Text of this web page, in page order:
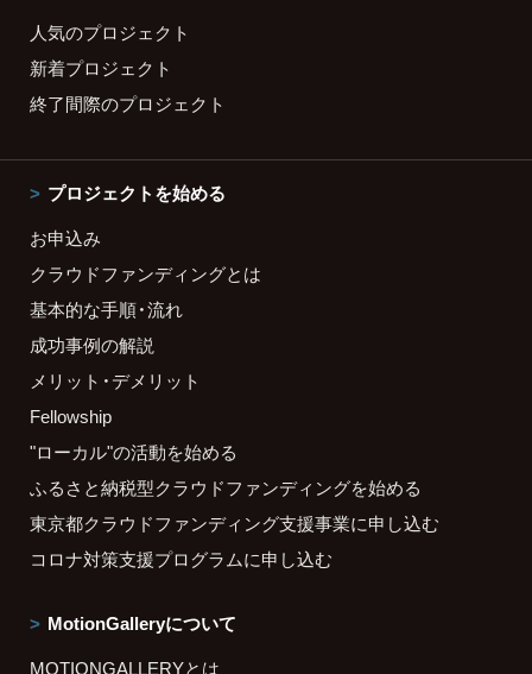
人気のプロジェクト
新着プロジェクト
終了間際のプロジェクト
プロジェクトを始める
お申込み
クラウドファンディングとは
基本的な手順・流れ
成功事例の解説
メリット・デメリット
Fellowship
"ローカル"の活動を始める
ふるさと納税型クラウドファンディングを始める
東京都クラウドファンディング支援事業に申し込む
コロナ対策支援プログラムに申し込む
MotionGalleryについて
MOTIONGALLERYとは